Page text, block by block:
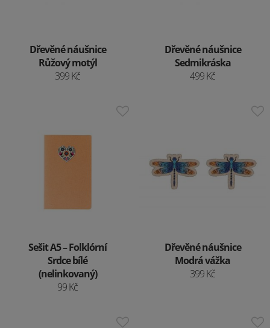
Dřevěné náušnice
Růžový motýl
399 Kč
Dřevěné náušnice
Sedmikráska
499 Kč
Sešit A5 – Folklórní
Srdce bílé
(nelinkovaný)
99 Kč
Dřevěné náušnice
Modrá vážka
399 Kč